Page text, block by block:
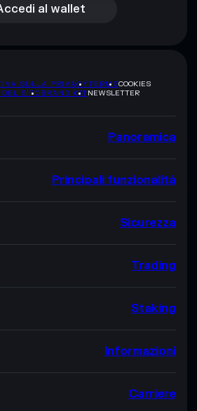
al wallet
SULLA PRIVACYTERMSCOOKIES
SITOBRAND KITNEWSLETTER
Panoramica
Principali funzionalità
Sicurezza
Trading
Staking
Informazioni
Carriere